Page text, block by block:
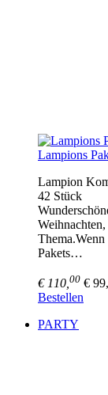
Lampions
Lampion
42 Stück
Thema.Wenn
Pakets…
€ 110, 00 € 99,
Bestellen
PARTY